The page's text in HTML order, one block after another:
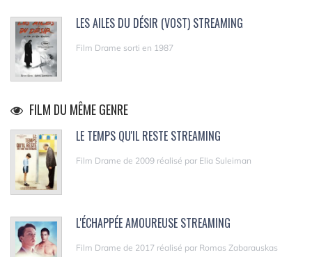
LES AILES DU DÉSIR (VOST) STREAMING
Film Drame sorti en 1987
FILM DU MÊME GENRE
LE TEMPS QU'IL RESTE STREAMING
Film Drame de 2009 réalisé par Elia Suleiman
L'ÉCHAPPÉE AMOUREUSE STREAMING
Film Drame de 2017 réalisé par Romas Zabarauskas